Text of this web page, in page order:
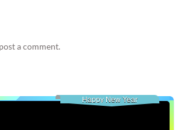
a comment.
Happy New Year